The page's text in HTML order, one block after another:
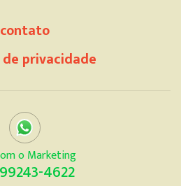
contato
privacidade
o Marketing
4622